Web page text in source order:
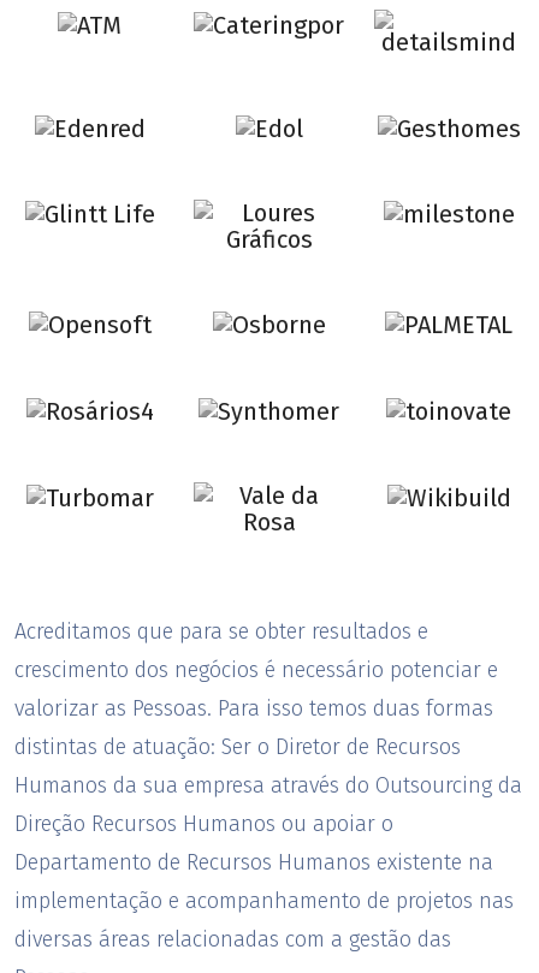
Acreditamos que para se obter resultados e
crescimento dos negócios é necessário potenciar e
valorizar as Pessoas. Para isso temos duas formas
distintas de atuação: Ser o Diretor de Recursos
Humanos da sua empresa através do Outsourcing da
Direção Recursos Humanos ou apoiar o
Departamento de Recursos Humanos existente na
implementação e acompanhamento de projetos nas
diversas áreas relacionadas com a gestão das